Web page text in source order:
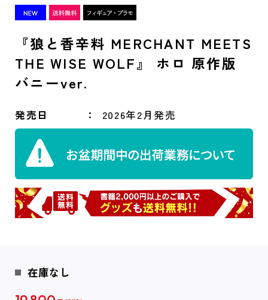
『狼と香辛料 MERCHANT MEETS
THE WISE WOLF』 ホロ 原作版
バニーver.
発売日 2026年2月発売
在庫なし